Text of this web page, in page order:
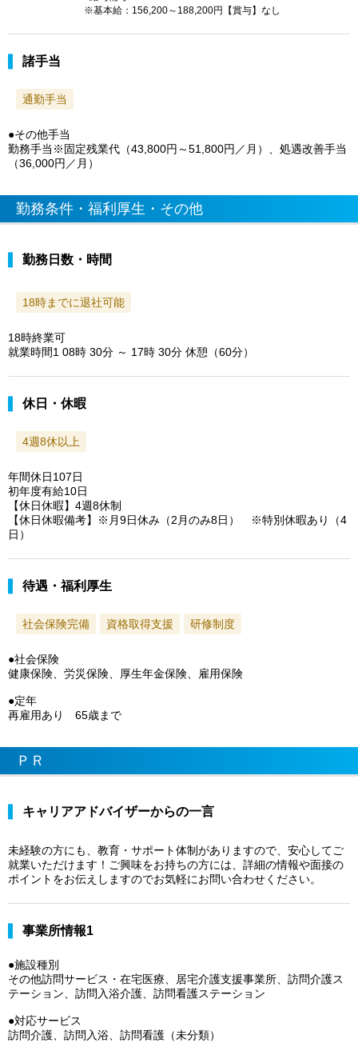
※基本給：156,200～188,200円【賞与】なし
諸手当
通勤手当
●その他手当
勤務手当※固定残業代（43,800円～51,800円／月）、処遇改善手当
（36,000円／月）
勤務条件・福利厚生・その他
勤務日数・時間
18時までに退社可能
18時終業可
就業時間1 08時 30分 ～ 17時 30分 休憩（60分）
休日・休暇
4週8休以上
年間休日107日
初年度有給10日
【休日休暇】4週8休制
【休日休暇備考】※月9日休み（2月のみ8日） ※特別休暇あり（4
日）
待遇・福利厚生
社会保険完備 資格取得支援 研修制度
●社会保険
健康保険、労災保険、厚生年金保険、雇用保険
●定年
再雇用あり 65歳まで
ＰＲ
キャリアアドバイザーからの一言
未経験の方にも、教育・サポート体制がありますので、安心してご
就業いただけます！ご興味をお持ちの方には、詳細の情報や面接の
ポイントをお伝えしますのでお気軽にお問い合わせください。
事業所情報1
●施設種別
その他訪問サービス・在宅医療、居宅介護支援事業所、訪問介護ス
テーション、訪問入浴介護、訪問看護ステーション
●対応サービス
訪問介護、訪問入浴、訪問看護（未分類）